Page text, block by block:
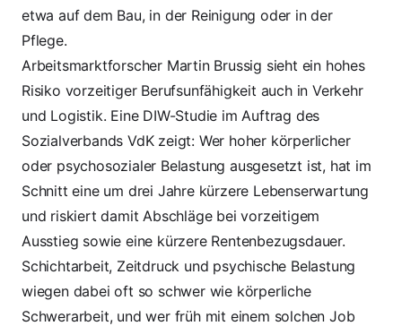
etwa auf dem Bau, in der Reinigung oder in der
Pflege.
Arbeitsmarktforscher Martin Brussig sieht ein hohes
Risiko vorzeitiger Berufsunfähigkeit auch in Verkehr
und Logistik. Eine DIW-Studie im Auftrag des
Sozialverbands VdK zeigt: Wer hoher körperlicher
oder psychosozialer Belastung ausgesetzt ist, hat im
Schnitt eine um drei Jahre kürzere Lebenserwartung
und riskiert damit Abschläge bei vorzeitigem
Ausstieg sowie eine kürzere Rentenbezugsdauer.
Schichtarbeit, Zeitdruck und psychische Belastung
wiegen dabei oft so schwer wie körperliche
Schwerarbeit, und wer früh mit einem solchen Job